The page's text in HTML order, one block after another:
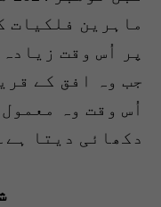
ماہرین فلکیات
پر اُس وقت
جب وہ افق کے
اُس وقت وہ
دکھائی دیتا ہے۔